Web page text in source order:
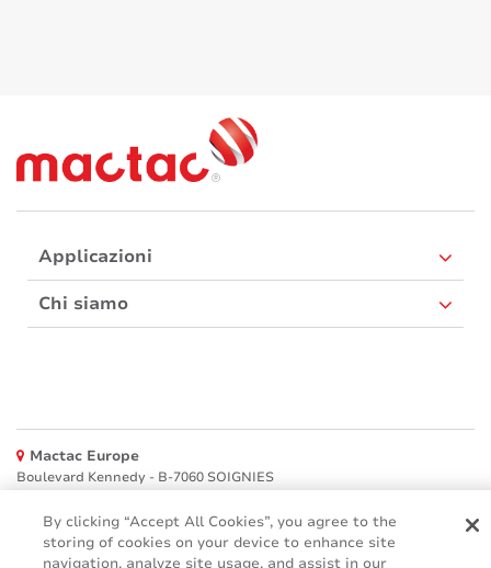
Applicazioni
Chi siamo
Mactac Europe
Boulevard Kennedy - B-7060 SOIGNIES
Websites
Mactac creative awards
By clicking “Accept All Cookies”, you agree to the
storing of cookies on your device to enhance site
navigation, analyze site usage, and assist in our